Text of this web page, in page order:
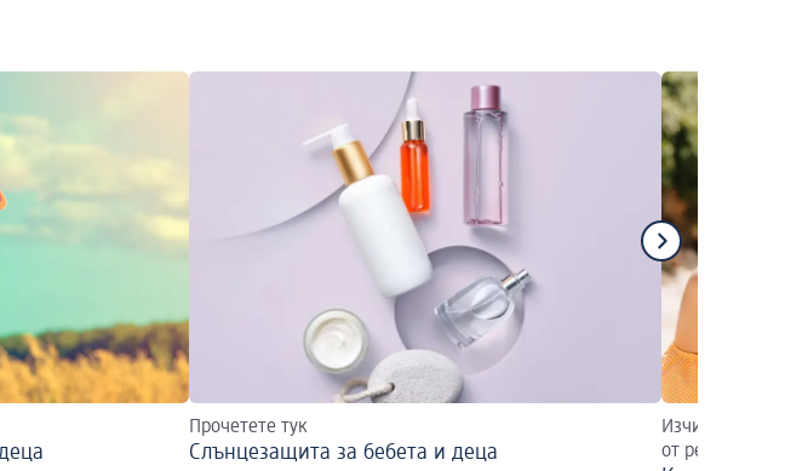
Прочетете тук
Слънцезащита за бебета и деца
Изчислете
от решаващо